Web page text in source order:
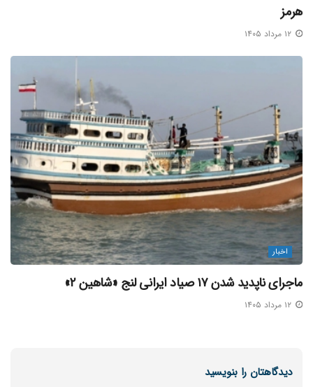
هرمز
اخبار
ماجرای ناپدید شدن ۱۷ صیاد ایرانی لنج «شاهین ۲»
دیدگاهتان را بنویسید